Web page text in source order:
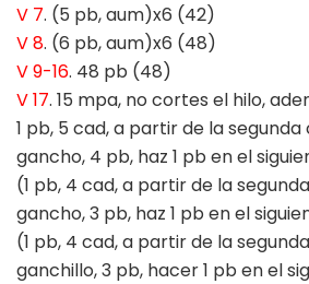
V 7. (5 pb, aum)x6 (42)
V 8. (6 pb, aum)x6 (48)
V 9-16. 48 pb (48)
V 17. 15 mpa, no cortes el hilo,
1 pb, 5 cad, a partir de la
gancho, 4 pb, haz 1 pb en el
(1 pb, 4 cad, a partir de la
gancho, 3 pb, haz 1 pb en el
(1 pb, 4 cad, a partir de la
ganchillo, 3 pb, hacer 1 pb en el